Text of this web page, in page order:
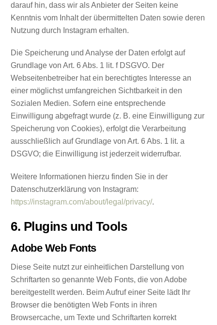
darauf hin, dass wir als Anbieter der Seiten keine
Kenntnis vom Inhalt der übermittelten Daten sowie deren
Nutzung durch Instagram erhalten.
Die Speicherung und Analyse der Daten erfolgt auf
Grundlage von Art. 6 Abs. 1 lit. f DSGVO. Der
Webseitenbetreiber hat ein berechtigtes Interesse an
einer möglichst umfangreichen Sichtbarkeit in den
Sozialen Medien. Sofern eine entsprechende
Einwilligung abgefragt wurde (z. B. eine Einwilligung zur
Speicherung von Cookies), erfolgt die Verarbeitung
ausschließlich auf Grundlage von Art. 6 Abs. 1 lit. a
DSGVO; die Einwilligung ist jederzeit widerrufbar.
Weitere Informationen hierzu finden Sie in der
Datenschutzerklärung von Instagram:
https://instagram.com/about/legal/privacy/.
6. Plugins und Tools
Adobe Web Fonts
Diese Seite nutzt zur einheitlichen Darstellung von
Schriftarten so genannte Web Fonts, die von Adobe
bereitgestellt werden. Beim Aufruf einer Seite lädt Ihr
Browser die benötigten Web Fonts in ihren
Browsercache, um Texte und Schriftarten korrekt